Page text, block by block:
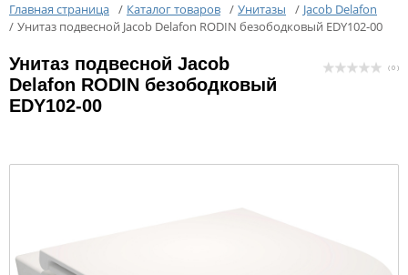
Главная страница / Каталог товаров / Унитазы / Jacob Delafon
/ Унитаз подвесной Jacob Delafon RODIN безободковый EDY102-00
Унитаз подвесной Jacob
Delafon RODIN безободковый
EDY102-00
( 0 )